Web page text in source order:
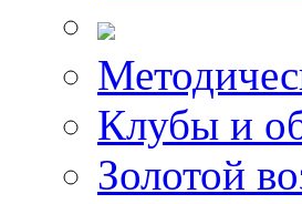
Клубы и
Золотой